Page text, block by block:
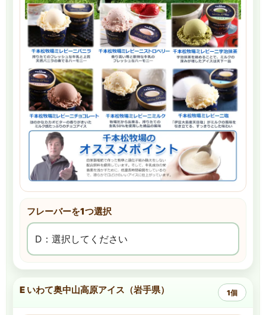
フレーバーを1つ選択
E いわて奥中山高原アイス（岩手県） 1個